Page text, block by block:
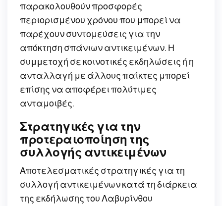
παρακολουθούν προσφορές
περιορισμένου χρόνου που μπορεί να
παρέχουν συντομεύσεις για την
απόκτηση σπάνιων αντικειμένων. Η
συμμετοχή σε κοινοτικές εκδηλώσεις ή η
ανταλλαγή με άλλους παίκτες μπορεί
επίσης να αποφέρει πολύτιμες
ανταμοιβές.
Στρατηγικές για την
προτεραιοποίηση της
συλλογής αντικειμένων
Αποτελεσματικές στρατηγικές για τη
συλλογή αντικειμένων κατά τη διάρκεια
της εκδήλωσης του Λαβυρίνθου